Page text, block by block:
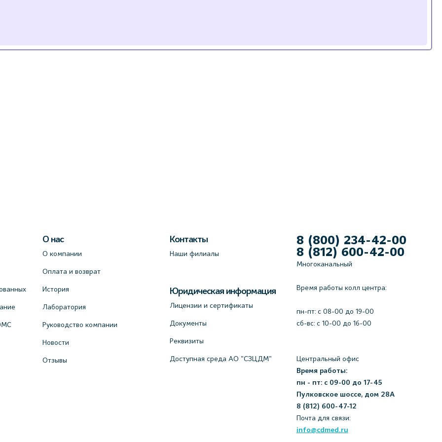
О нас
О компании
Оплата и возврат
История
Лаборатория
Руководство компании
Новости
Отзывы
Контакты
Наши филиалы
Юридическая информация
Лицензии и сертификаты
Документы
Реквизиты
Доступная среда АО "СЗЦДМ"
8 (800) 234-42-00
8 (812) 600-42-00
Многоканальный
Время работы колл центра:
пн-пт: c 08-00 до 19-00
сб-вс: с 10-00 до 16-00
Центральный офис
Время работы:
пн - пт: с 09-00 до 17-45
Пулковское шоссе, дом 28А
8 (812) 600-47-12
Почта для связи:
info@cdmed.ru